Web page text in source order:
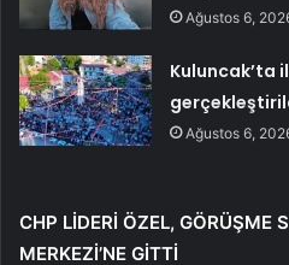
Ağustos 6,
Kuluncak’ta
Ağustos 6,
CHP LİDERİ ÖZEL, GÖRÜŞME
MERKEZİ’NE GİTTİ